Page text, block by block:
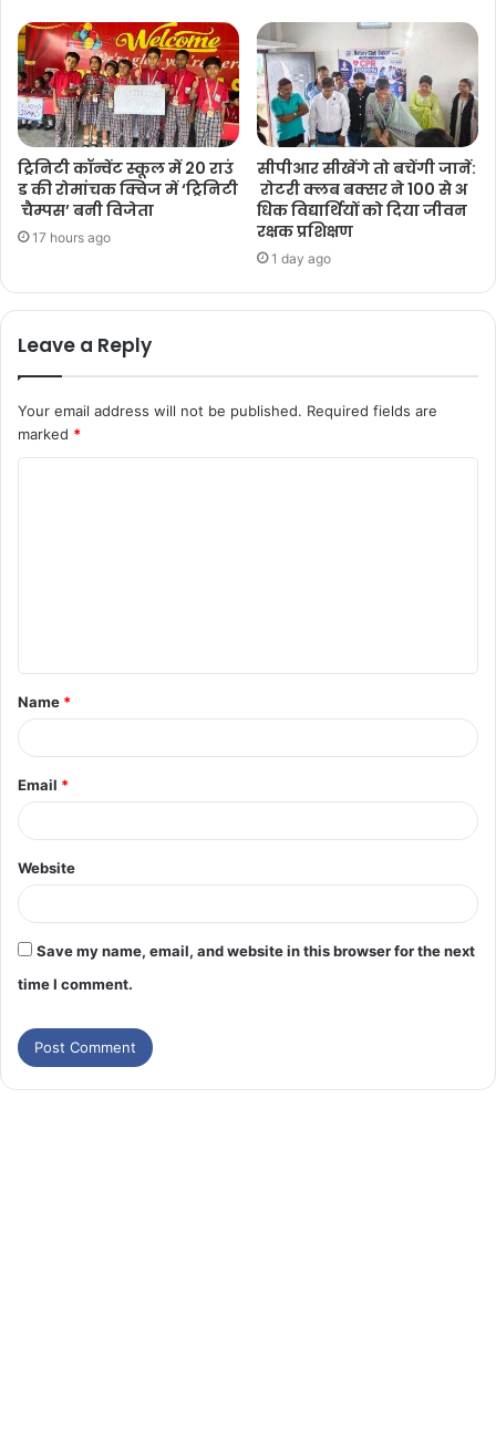
ट्रिनिटी कॉन्वेंट स्कूल में 20 राउं
ड की रोमांचक क्विज में ‘ट्रिनिटी
चैम्पस’ बनी विजेता
17 hours ago
सीपीआर सीखेंगे तो बचेंगी जानें:
रोटरी क्लब बक्सर ने 100 से अ
धिक विद्यार्थियों को दिया जीवन
रक्षक प्रशिक्षण
1 day ago
Leave a Reply
Your email address will not be published. Required fields are
marked *
Name *
Email *
Website
Save my name, email, and website in this browser for the next
time I comment.